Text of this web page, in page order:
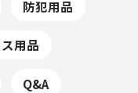
防犯用品
用品
Q&A